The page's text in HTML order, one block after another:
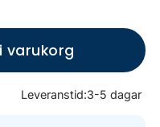
varukorg
Leveranstid:3-5 dagar